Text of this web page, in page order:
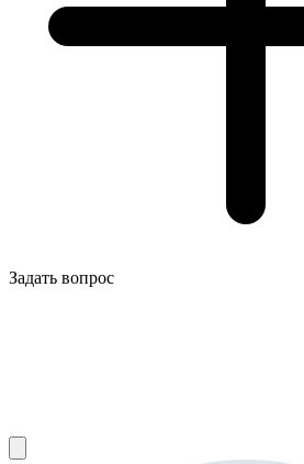
Задать вопрос